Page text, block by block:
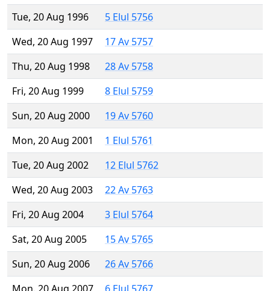
Tue, 20 Aug 1996
5 Elul 5756
Wed, 20 Aug 1997
17 Av 5757
Thu, 20 Aug 1998
28 Av 5758
Fri, 20 Aug 1999
8 Elul 5759
Sun, 20 Aug 2000
19 Av 5760
Mon, 20 Aug 2001
1 Elul 5761
Tue, 20 Aug 2002
12 Elul 5762
Wed, 20 Aug 2003
22 Av 5763
Fri, 20 Aug 2004
3 Elul 5764
Sat, 20 Aug 2005
15 Av 5765
Sun, 20 Aug 2006
26 Av 5766